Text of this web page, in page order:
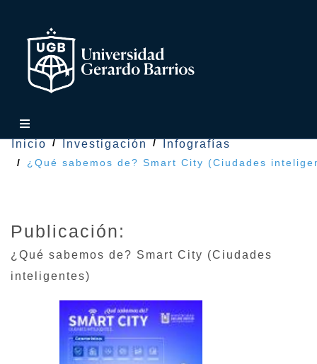
Inicio Investigación Infografías
¿Qué sabemos de? Smart City (Ciudades
Publicación:
¿Qué sabemos de? Smart City (Ciudades
inteligentes)